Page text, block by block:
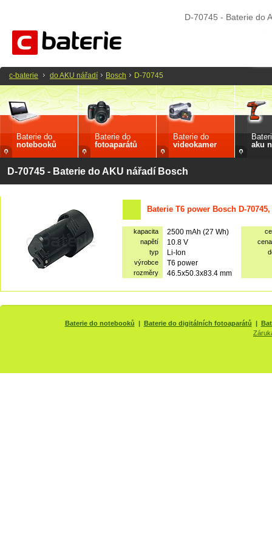
D-70745 - Baterie do
Baterie do
notebooků
Baterie do
fotoaparátů
Baterie do
videokamer
aku
D-70745 - Baterie do AKU nářadí Bosch
Baterie T6 power Bosch D-
kapacita 2500 mAh (27 Wh)
napětí
10.8 V
typ
Li-Ion
výrobce
T6 power
rozměry 46.5x50.3x83.4 mm
c-baterie do AKU nářadí Bosch D-70745
Baterie do notebooků | Baterie do digitálních fotoaparátů |